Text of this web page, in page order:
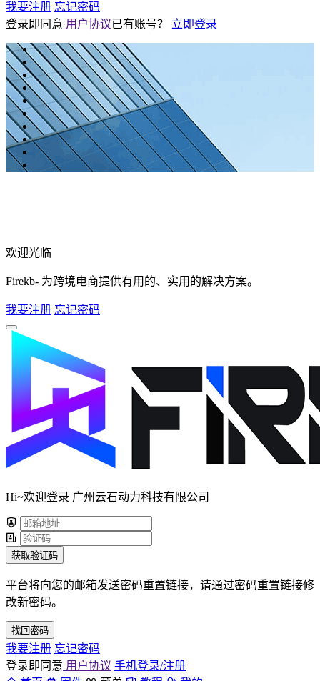
我要注册 忘记密码
登录即同意 用户协议已有账号？ 立即登录
欢迎光临
Firekb- 为跨境电商提供有用的、实用的解决方案。
我要注册 忘记密码
Hi~欢迎登录 广州云石动力科技有限公司
获取验证码
平台将向您的邮箱发送密码重置链接，请通过密码重置链接修
改新密码。
找回密码
我要注册 忘记密码
登录即同意 用户协议 手机登录/注册